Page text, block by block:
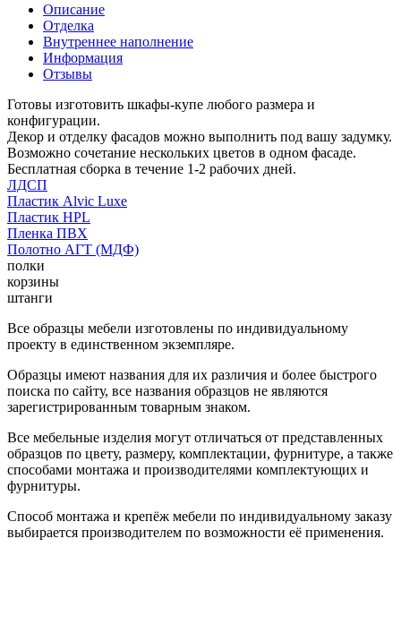
Описание
Отделка
Внутреннее наполнение
Информация
Отзывы
Готовы изготовить шкафы-купе любого размера и
конфигурации.
Декор и отделку фасадов можно выполнить под вашу задумку.
Возможно сочетание нескольких цветов в одном фасаде.
Бесплатная сборка в течение 1-2 рабочих дней.
ЛДСП
Пластик Alvic Luxe
Пластик HPL
Пленка ПВХ
Полотно АГТ (МДФ)
полки
корзины
штанги
Все образцы мебели изготовлены по индивидуальному
проекту в единственном экземпляре.
Образцы имеют названия для их различия и более быстрого
поиска по сайту, все названия образцов не являются
зарегистрированным товарным знаком.
Все мебельные изделия могут отличаться от представленных
образцов по цвету, размеру, комплектации, фурнитуре, а также
способами монтажа и производителями комплектующих и
фурнитуры.
Способ монтажа и крепёж мебели по индивидуальному заказу
выбирается производителем по возможности её применения.